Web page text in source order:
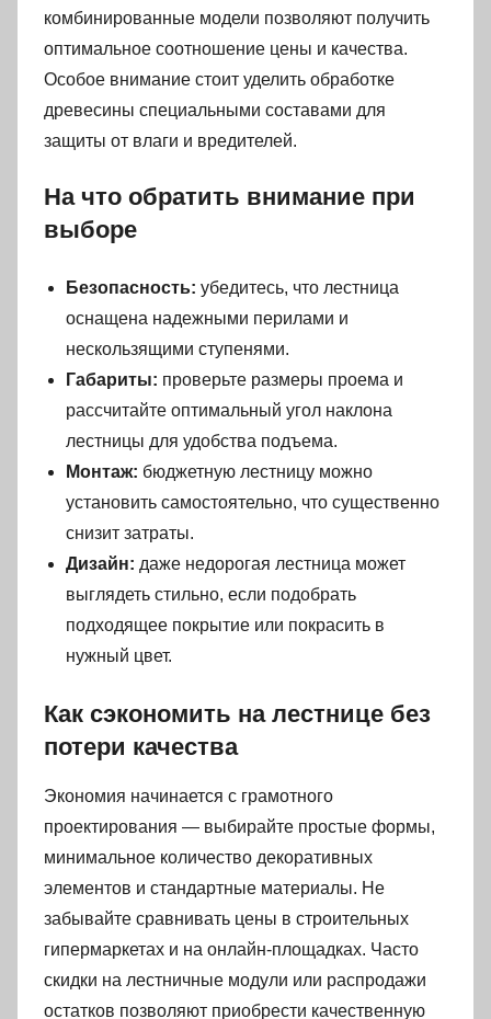
комбинированные модели позволяют получить
оптимальное соотношение цены и качества.
Особое внимание стоит уделить обработке
древесины специальными составами для
защиты от влаги и вредителей.
На что обратить внимание при
выборе
Безопасность: убедитесь, что лестница
оснащена надежными перилами и
нескользящими ступенями.
Габариты: проверьте размеры проема и
рассчитайте оптимальный угол наклона
лестницы для удобства подъема.
Монтаж: бюджетную лестницу можно
установить самостоятельно, что существенно
снизит затраты.
Дизайн: даже недорогая лестница может
выглядеть стильно, если подобрать
подходящее покрытие или покрасить в
нужный цвет.
Как сэкономить на лестнице без
потери качества
Экономия начинается с грамотного
проектирования — выбирайте простые формы,
минимальное количество декоративных
элементов и стандартные материалы. Не
забывайте сравнивать цены в строительных
гипермаркетах и на онлайн-площадках. Часто
скидки на лестничные модули или распродажи
остатков позволяют приобрести качественную